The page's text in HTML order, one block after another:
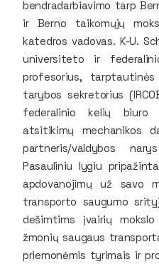
bendradarbiavimo tarp
ir Berno taikomųjų
katedros vadovas. K-U.
universiteto ir
profesorius, tarptautinės
tarybos sekretorius
federalinio kelių biuro
atsitikimų mechanikos
partneris/valdybos
Pasauliniu lygiu
apdovanojimų už savo
transporto saugumo
dešimtims įvairių
žmonių saugaus
priemonėmis tyrimais ir